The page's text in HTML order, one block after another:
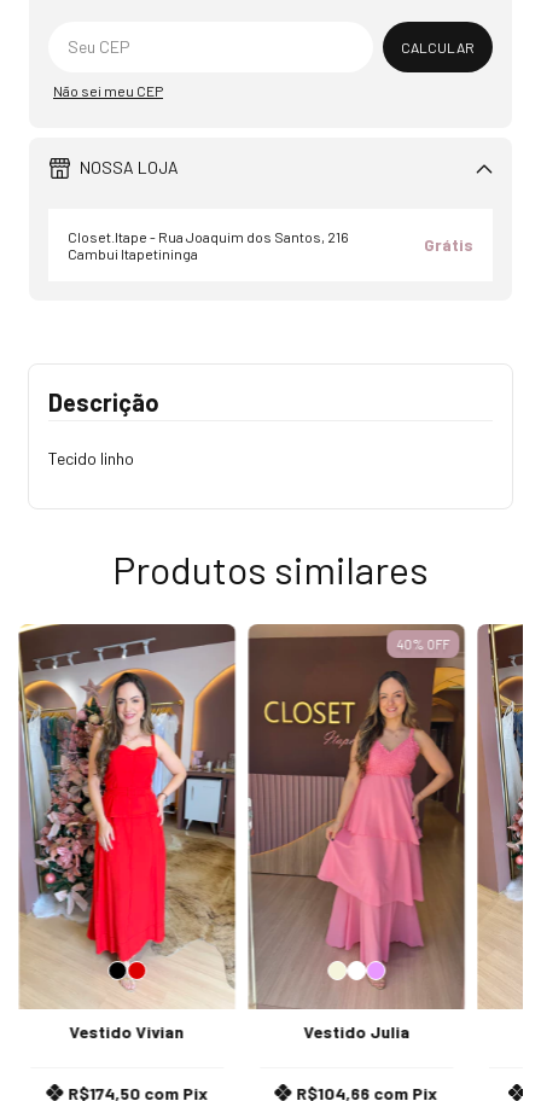
Alterar CEP
CALCULAR
Não sei meu CEP
NOSSA LOJA
Closet.Itape - Rua Joaquim dos Santos, 216
Cambui Itapetininga
Grátis
Descrição
Tecido linho
Produtos similares
Vestido Vivian
R$174,50 com Pix
40% OFF
Vestido Julia
R$104,66 com Pix